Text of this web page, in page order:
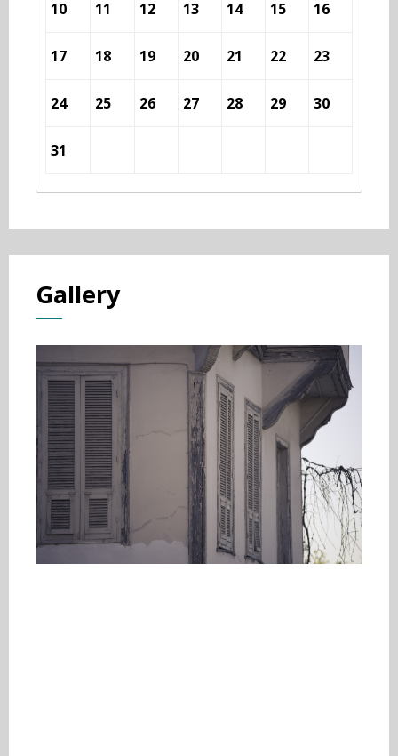
10 11 12 13 14 15 16
17 18 19 20 21 22 23
24 25 26 27 28 29 30
31
Gallery